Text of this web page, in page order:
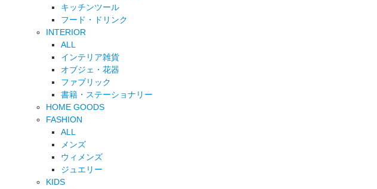
キッチンツール
フード・ドリンク
INTERIOR
ALL
インテリア雑貨
オブジェ・花器
ファブリック
書籍・ステーショナリー
HOME GOODS
FASHION
ALL
メンズ
ウィメンズ
ジュエリー
KIDS